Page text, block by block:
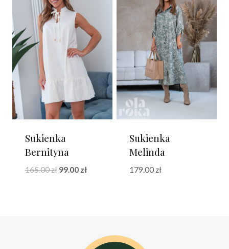
Sukienka
Bernityna
165.00zł Pierwotna
99.00 złAktualna
Sukienka
Melinda
179.00 zł